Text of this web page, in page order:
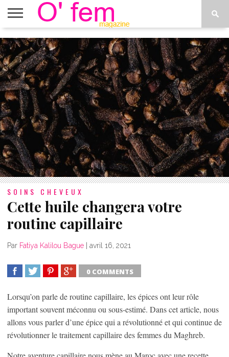
ACCUEIL
ACTU
O’FEM
ÉTOILES
DÉCONSTRUIRE
WEB
TV
PLUS
DE
MENUS
SOINS CHEVEUX
Cette huile changera votre
routine capillaire
Par Fatiya Kalilou Bague | avril 16, 2021
0 COMMENTS
Lorsqu’on parle de routine capillaire, les épices ont leur rôle
important souvent méconnu ou sous-estimé. Dans cet article, nous
allons vous parler d’une épice qui a révolutionné et qui continue de
révolutionner le traitement capillaire des femmes du Maghreb.